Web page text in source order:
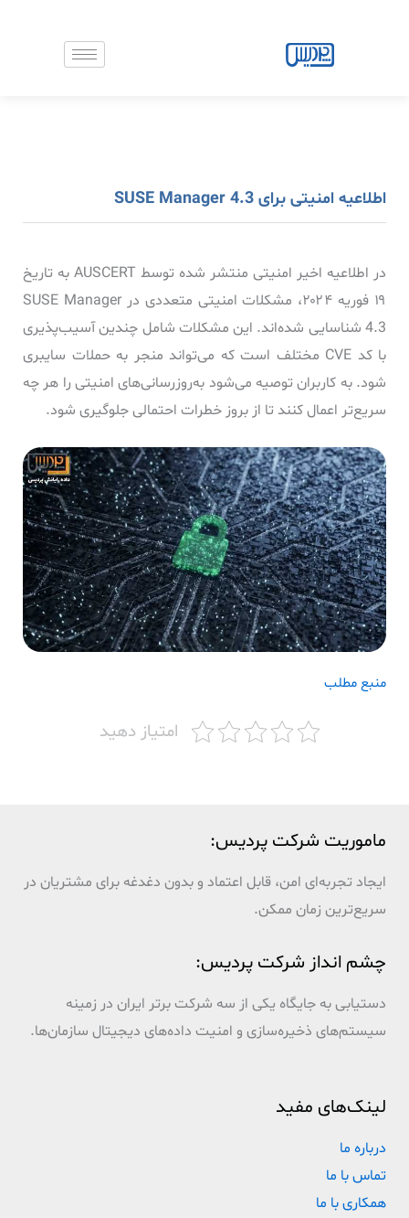
اطلاعیه امنیتی برای SUSE Manager 4.3
در اطلاعیه اخیر امنیتی منتشر شده توسط AUSCERT به تاریخ
۱۹ فوریه ۲۰۲۴، مشکلات امنیتی متعددی در SUSE Manager
4.3 شناسایی شده‌اند. این مشکلات شامل چندین آسیب‌پذیری
با کد CVE مختلف است که می‌تواند منجر به حملات سایبری
شود. به کاربران توصیه می‌شود به‌روزرسانی‌های امنیتی را هر چه
سریع‌تر اعمال کنند تا از بروز خطرات احتمالی جلوگیری شود.
منبع مطلب
امتیاز دهید
ماموریت شرکت پردیس:
ایجاد تجربه‌ای امن، قابل اعتماد و بدون دغدغه برای مشتریان در
سریع‌ترین زمان ممکن.
چشم انداز شرکت پردیس:
دستیابی به جایگاه یکی از سه شرکت برتر ایران در زمینه
سیستم‌های ذخیره‌سازی و امنیت داده‌های دیجیتال سازمان‌ها.
لینک‌های مفید
درباره ما
تماس با ما
همکاری با ما